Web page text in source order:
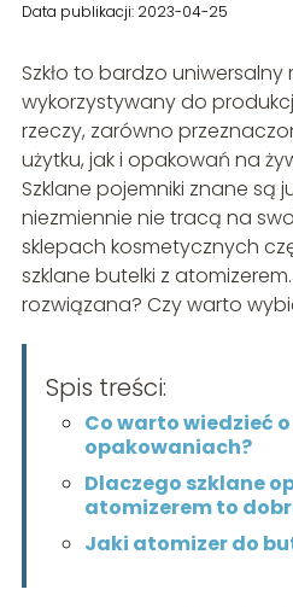
Data publikacji: 2023-04-25
Szkło to bardzo uniwersalny
wykorzystywany do
rzeczy, zarówno
użytku, jak i opakowań na
Szklane pojemniki znane są
niezmiennie nie tracą na
sklepach kosmetycznych
szklane butelki z
rozwiązana? Czy warto
Spis treści:
Co warto wiedzieć
opakowaniach?
Dlaczego szklane
atomizerem to
Jaki atomizer do